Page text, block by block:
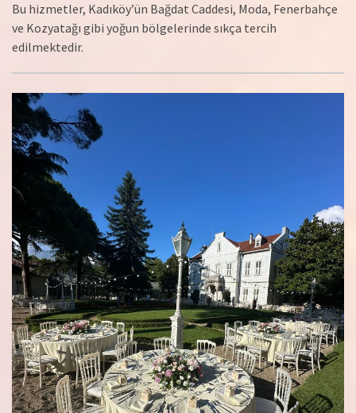
Bu hizmetler, Kadıköy’ün Bağdat Caddesi, Moda, Fenerbahçe
ve Kozyatağı gibi yoğun bölgelerinde sıkça tercih
edilmektedir.